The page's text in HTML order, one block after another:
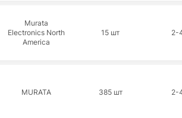
Murata
Electronics North
America
15 шт 2-
MURATA 385 шт 2-